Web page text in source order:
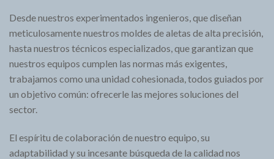
Desde nuestros experimentados ingenieros, que diseñan
meticulosamente nuestros moldes de aletas de alta precisión,
hasta nuestros técnicos especializados, que garantizan que
nuestros equipos cumplen las normas más exigentes,
trabajamos como una unidad cohesionada, todos guiados por
un objetivo común: ofrecerle las mejores soluciones del
sector.
El espíritu de colaboración de nuestro equipo, su
adaptabilidad y su incesante búsqueda de la calidad nos